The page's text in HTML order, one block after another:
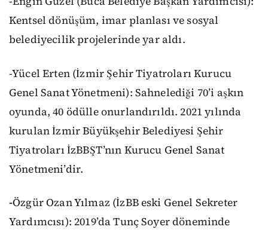
Kentsel dönüşüm, imar planlası ve sosyal
belediyecilik projelerinde yar aldı.
-Yücel Erten (İzmir Şehir Tiyatroları Kurucu
Genel Sanat Yönetmeni): Sahnelediği 70’i aşkın
oyunda, 40 ödülle onurlandırıldı. 2021 yılında
kurulan İzmir Büyükşehir Belediyesi Şehir
Tiyatroları İzBBŞT’nın Kurucu Genel Sanat
Yönetmeni’dir.
-Özgür Ozan Yılmaz (İzBB eski Genel Sekreter
Yardımcısı): 2019’da Tunç Soyer döneminde